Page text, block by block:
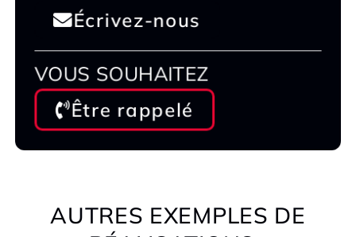
Écrivez-nous
VOUS SOUHAITEZ
Être rappelé
AUTRES EXEMPLES DE